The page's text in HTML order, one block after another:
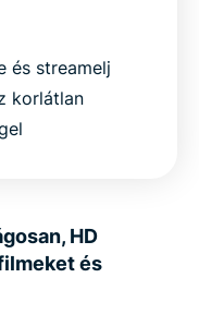
és streamelj
korlátlan
HD
és